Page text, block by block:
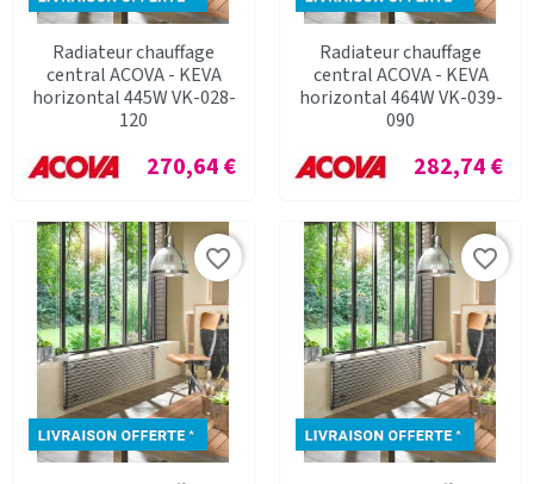
Radiateur chauffage
central ACOVA - KEVA
horizontal 445W VK-028-
120
Prix
270,64 €
Radiateur chauffage
central ACOVA - KEVA
horizontal 464W VK-039-
090
Prix
282,74 €
favorite_border favorite_border